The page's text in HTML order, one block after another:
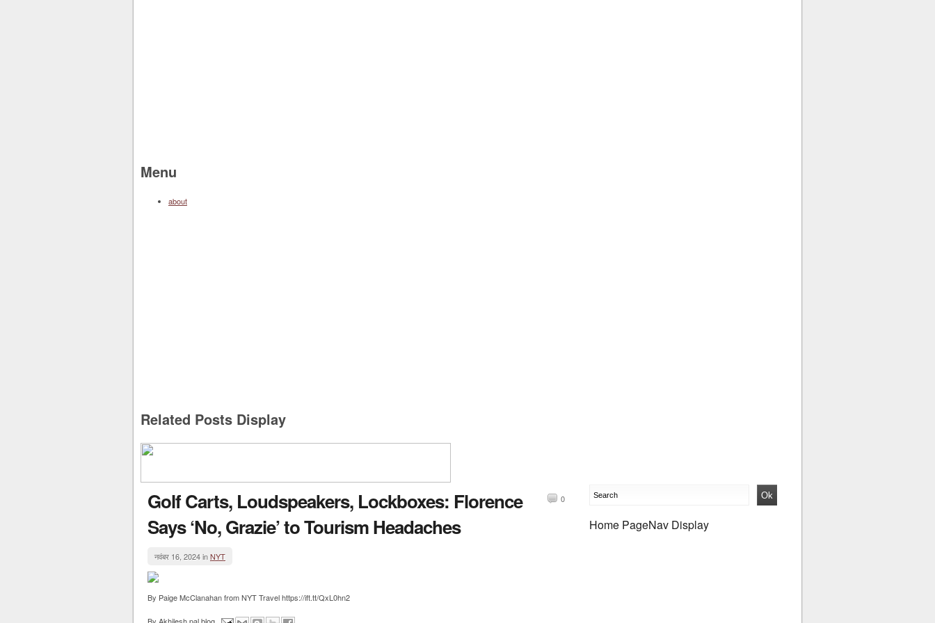
Menu
about
Related Posts Display
Golf Carts, Loudspeakers, Lockboxes: Florence
Says ‘No, Grazie’ to Tourism Headaches
0
नवंबर 16, 2024 inNYT
By Paige McClanahan from NYT Travel https://ift.tt/QxL0hn2
Home PageNav Display